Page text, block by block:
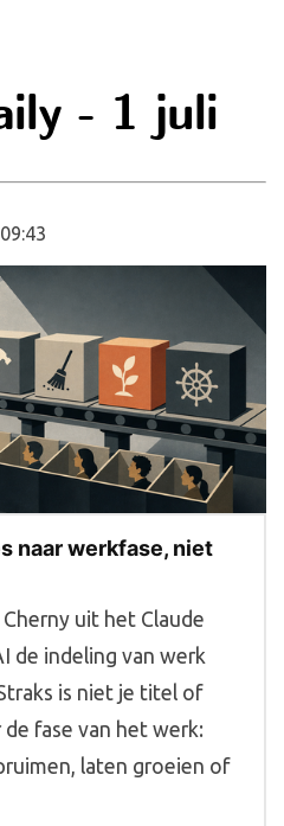
- 1 juli
naar werkfase, niet
uit het Claude
de indeling van werk
is niet je titel of
fase van het werk:
laten groeien of